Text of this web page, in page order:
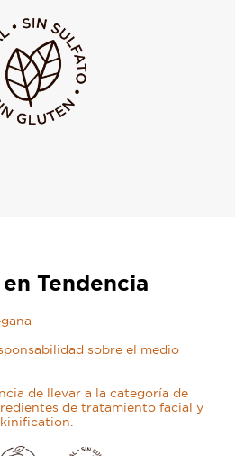
Tendencia
sobre el medio
de llevar a la categoría de
de tratamiento facial y